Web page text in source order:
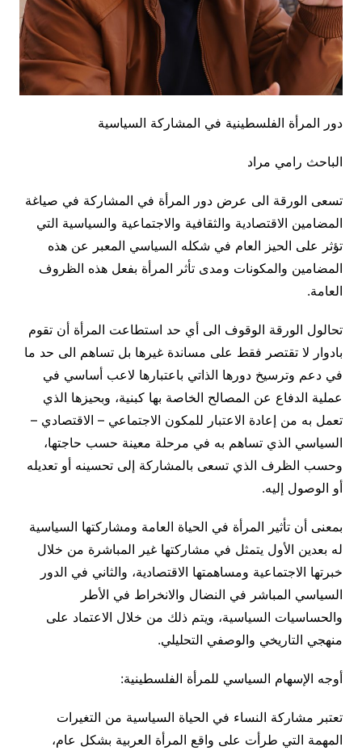
دور المرأة الفلسطينية في المشاركة السياسية
الباحث رامي مراد
تسعى الورقة الى عرض دور المرأة في المشاركة في صياغة
المضامين الاقتصادية والثقافية والاجتماعية والسياسية التي
تؤثر على الحيز العام في شكله السياسي المعبر عن هذه
المضامين والمكونات ومدى تأثر المرأة بفعل هذه الظروف
العامة.
تحالول الورقة الوقوف الى أي حد استطاعت المرأة أن تقوم
بادوار لا تقتصر فقط على مساندة غيرها بل تساهم الى حد ما
في دعم وترسيخ دورها الذاتي باعتبارها لاعب أساسي في
عملية الدفاع عن المصالح الخاصة بها كبنية، وبحيزها الذي
تعمل به من إعادة الاعتبار للمكون الاجتماعي – الاقتصادي –
السياسي الذي تساهم به في مرحلة معينة حسب حاجتها،
وحسب الظرف الذي تسعى بالمشاركة إلى تحسينه أو تعديله
أو الوصول إليه.
بمعنى أن تأثير المرأة في الحياة العامة ومشاركتها السياسية
له بعدين الأول يتمثل في مشاركتها غير المباشرة من خلال
خبرتها الاجتماعية ومساهمتها الاقتصادية، والثاني في الدور
السياسي المباشر في النضال والانخراط في الأطر
والحساسيات السياسية، ويتم ذلك من خلال الاعتماد على
منهجي التاريخي والوصفي التحليلي.
أوجه الإسهام السياسي للمرأة الفلسطينية:
تعتبر مشاركة النساء في الحياة السياسية من التغيرات
المهمة التي طرأت على واقع المرأة العربية بشكل عام،